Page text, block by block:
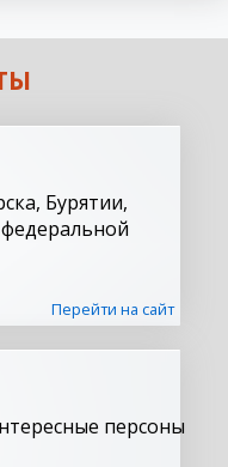
Бурятии,
Перейти на сайт
персоны